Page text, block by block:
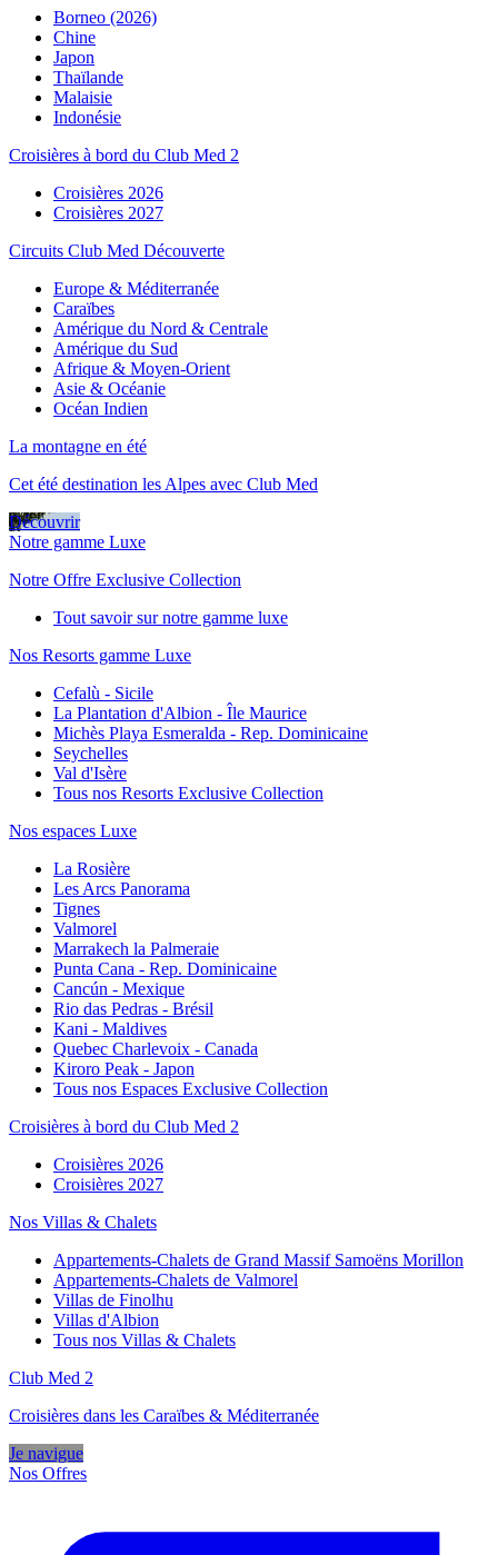
Borneo (2026)
Chine
Japon
Thaïlande
Malaisie
Indonésie
Croisières à bord du Club Med 2
Croisières 2026
Croisières 2027
Circuits Club Med Découverte
Europe & Méditerranée
Caraïbes
Amérique du Nord & Centrale
Amérique du Sud
Afrique & Moyen-Orient
Asie & Océanie
Océan Indien
La montagne en été
Cet été destination les Alpes avec Club Med
Découvrir
Notre gamme Luxe
Notre Offre Exclusive Collection
Tout savoir sur notre gamme luxe
Nos Resorts gamme Luxe
Cefalù - Sicile
La Plantation d'Albion - Île Maurice
Michès Playa Esmeralda - Rep. Dominicaine
Seychelles
Val d'Isère
Tous nos Resorts Exclusive Collection
Nos espaces Luxe
La Rosière
Les Arcs Panorama
Tignes
Valmorel
Marrakech la Palmeraie
Punta Cana - Rep. Dominicaine
Cancún - Mexique
Rio das Pedras - Brésil
Kani - Maldives
Quebec Charlevoix - Canada
Kiroro Peak - Japon
Tous nos Espaces Exclusive Collection
Croisières à bord du Club Med 2
Croisières 2026
Croisières 2027
Nos Villas & Chalets
Appartements-Chalets de Grand Massif Samoëns Morillon
Appartements-Chalets de Valmorel
Villas de Finolhu
Villas d'Albion
Tous nos Villas & Chalets
Club Med 2
Croisières dans les Caraïbes & Méditerranée
Je navigue
Nos Offres